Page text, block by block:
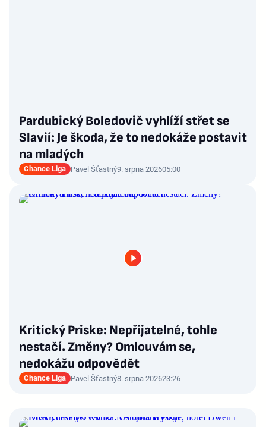
Pardubický Boledovič vyhlíží střet se
Slavií: Je škoda, že to nedokáže postavit
na mladých
Chance Liga Pavel Šťastný9. srpna 202605:00
Kritický Priske: Nepřijatelné, tohle
nestačí. Změny? Omlouvám se,
nedokážu odpovědět
Chance Liga Pavel Šťastný8. srpna 202623:26